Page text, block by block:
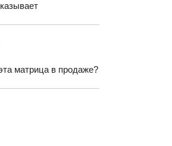
матрица в продаже?